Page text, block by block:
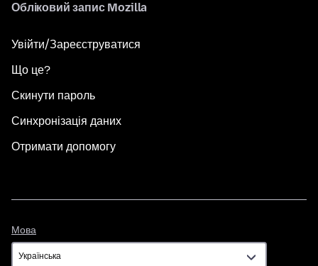
Обліковий запис Mozilla
Увійти/Зареєструватися
Що це?
Скинути пароль
Синхронізація даних
Отримати допомогу
Мова